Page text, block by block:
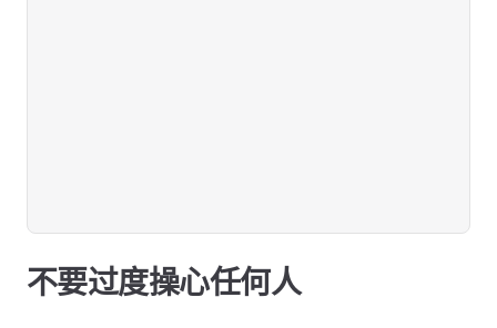
不要过度操心任何人